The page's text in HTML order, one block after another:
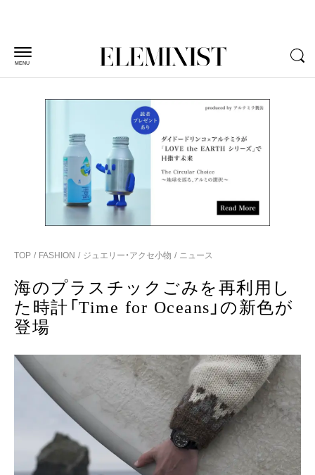
MENU
TOP FASHION ジュエリー・アクセ小物 ニュース
海のプラスチックごみを再利用し
た時計「Time for Oceans」の新色が
登場